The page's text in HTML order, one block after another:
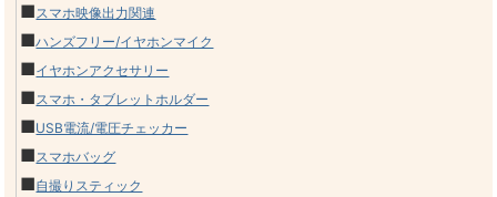
■スマホ映像出力関連
■ハンズフリー/イヤホンマイク
■イヤホンアクセサリー
■スマホ・タブレットホルダー
■USB電流/電圧チェッカー
■スマホバッグ
■自撮りスティック